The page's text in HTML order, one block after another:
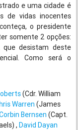
e uma cidade é
de vidas inocentes
o presidente
somente 2 opções:
desistam deste
Como será o
(Cdr. William
Warren (James
Bernsen (Capt.
David Dayan